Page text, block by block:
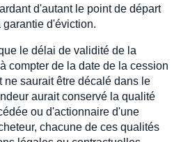
d'autant le point de départ
d'éviction.
le délai de validité de la
compter de la date de la cession
ne saurait être décalé dans le
aurait conservé la qualité
ou d'actionnaire d'une
chacune de ces qualités